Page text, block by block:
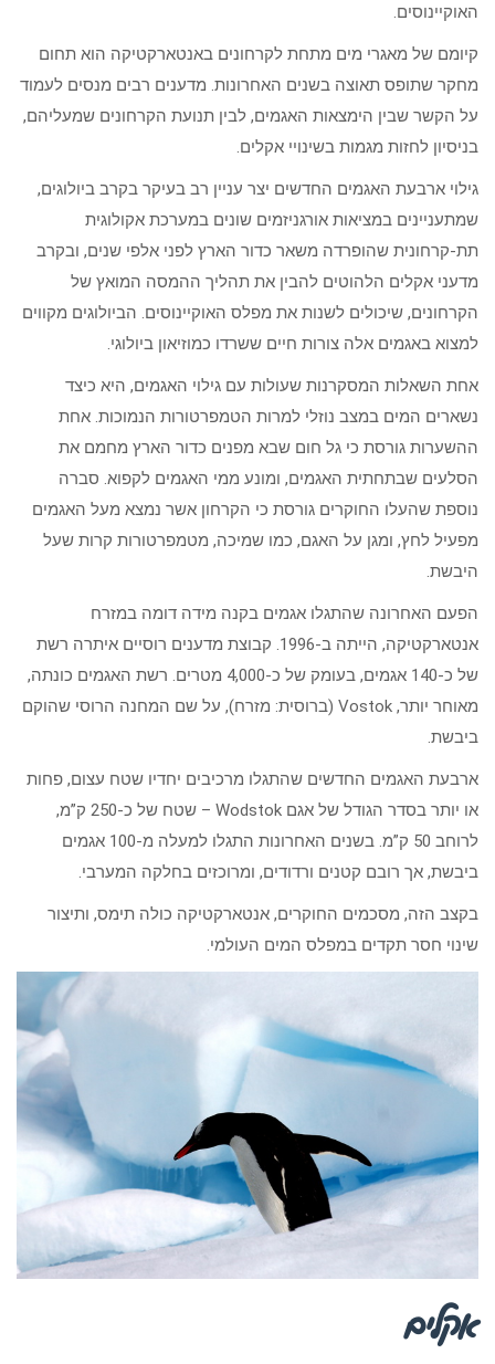
האוקיינוסים.
קיומם של מאגרי מים מתחת לקרחונים באנטארקטיקה הוא תחום
מחקר שתופס תאוצה בשנים האחרונות. מדענים רבים מנסים לעמוד
על הקשר שבין הימצאות האגמים, לבין תנועת הקרחונים שמעליהם,
בניסיון לחזות מגמות בשינויי אקלים.
גילוי ארבעת האגמים החדשים יצר עניין רב בעיקר בקרב ביולוגים,
שמתעניינים במציאות אורגניזמים שונים במערכת אקולוגית
תת-קרחונית שהופרדה משאר כדור הארץ לפני אלפי שנים, ובקרב
מדעני אקלים הלהוטים להבין את תהליך ההמסה המואץ של
הקרחונים, שיכולים לשנות את מפלס האוקיינוסים. הביולוגים מקווים
למצוא באגמים אלה צורות חיים ששרדו כמוזיאון ביולוגי.
אחת השאלות המסקרנות שעולות עם גילוי האגמים, היא כיצד
נשארים המים במצב נוזלי למרות הטמפרטורות הנמוכות. אחת
ההשערות גורסת כי גל חום שבא מפנים כדור הארץ מחמם את
הסלעים שבתחתית האגמים, ומונע ממי האגמים לקפוא. סברה
נוספת שהעלו החוקרים גורסת כי הקרחון אשר נמצא מעל האגמים
מפעיל לחץ, ומגן על האגם, כמו שמיכה, מטמפרטורות קרות שעל
היבשת.
הפעם האחרונה שהתגלו אגמים בקנה מידה דומה במזרח
אנטארקטיקה, הייתה ב-1996. קבוצת מדענים רוסיים איתרה רשת
של כ-140 אגמים, בעומק של כ-4,000 מטרים. רשת האגמים כונתה,
מאוחר יותר, Vostok (ברוסית: מזרח), על שם המחנה הרוסי שהוקם
ביבשת.
ארבעת האגמים החדשים שהתגלו מרכיבים יחדיו שטח עצום, פחות
או יותר בסדר הגודל של אגם Wodstok – שטח של כ-250 ק”מ,
לרוחב 50 ק”מ. בשנים האחרונות התגלו למעלה מ-100 אגמים
ביבשת, אך רובם קטנים ורדודים, ומרוכזים בחלקה המערבי.
בקצב הזה, מסכמים החוקרים, אנטארקטיקה כולה תימס, ותיצור
שינוי חסר תקדים במפלס המים העולמי.
אקלים